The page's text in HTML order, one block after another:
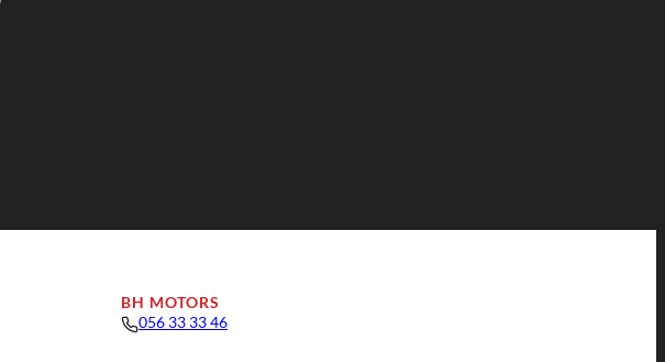
BH MOTORS
056 33 33 46